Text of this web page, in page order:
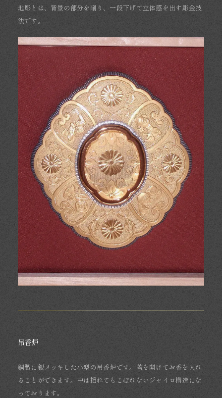
地彫とは、背景の部分を削り、一段下げて立体感を出す彫金技
法です。
吊香炉
銅製に銀メッキした小型の吊香炉です。蓋を開けてお香を入れ
ることができます。中は揺れてもこぼれないジャイロ構造にな
っております。